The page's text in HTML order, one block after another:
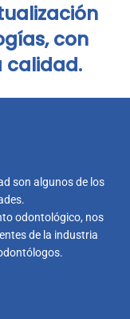
con
calidad.
son algunos de los
odontológico, nos
de la industria